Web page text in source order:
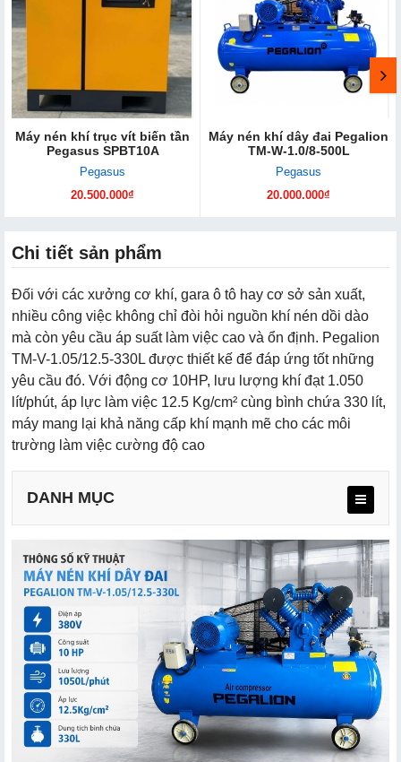
Máy nén khí trục vít biến tần
Pegasus SPBT10A
Pegasus
20.500.000₫
Máy nén khí dây đai Pegalion
TM-W-1.0/8-500L
Pegasus
20.000.000₫
Chi tiết sản phẩm
Đối với các xưởng cơ khí, gara ô tô hay cơ sở sản xuất,
nhiều công việc không chỉ đòi hỏi nguồn khí nén dồi dào
mà còn yêu cầu áp suất làm việc cao và ổn định. Pegalion
TM-V-1.05/12.5-330L được thiết kế để đáp ứng tốt những
yêu cầu đó. Với động cơ 10HP, lưu lượng khí đạt 1.050
lít/phút, áp lực làm việc 12.5 Kg/cm² cùng bình chứa 330 lít,
máy mang lại khả năng cấp khí mạnh mẽ cho các môi
trường làm việc cường độ cao
DANH MỤC